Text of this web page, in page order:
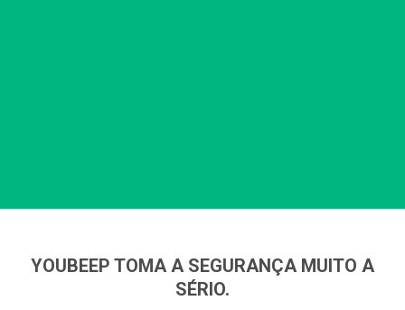
YOUBEEP TOMA A SEGURANÇA MUITO A
SÉRIO.